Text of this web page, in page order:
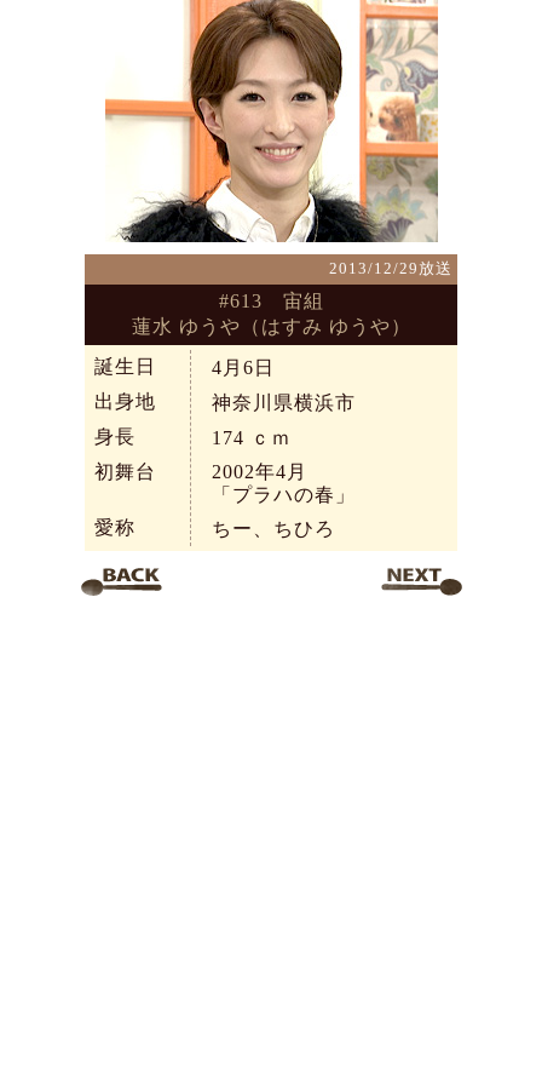
2013/12/29放送
#613 宙組
蓮水 ゆうや（はすみ ゆうや）
誕生日
4月6日
出身地
神奈川県横浜市
身長
174 ｃｍ
初舞台
2002年4月
「プラハの春」
愛称
ちー、ちひろ